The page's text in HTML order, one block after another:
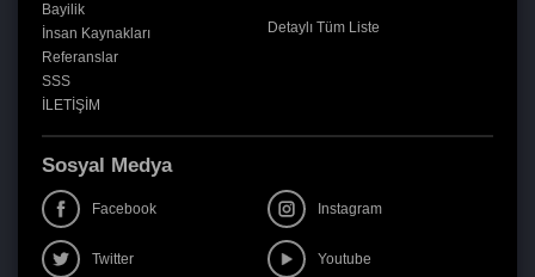
Bayilik
İnsan Kaynakları
Referanslar
SSS
İLETİŞİM
Detaylı Tüm Liste
Sosyal Medya
Facebook Instagram
Twitter Youtube